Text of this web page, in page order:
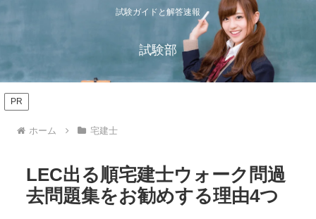
試験ガイドと解答速報
試験部
PR
ホーム 宅建士
LEC出る順宅建士ウォーク問過
去問題集をお勧めする理由4つ